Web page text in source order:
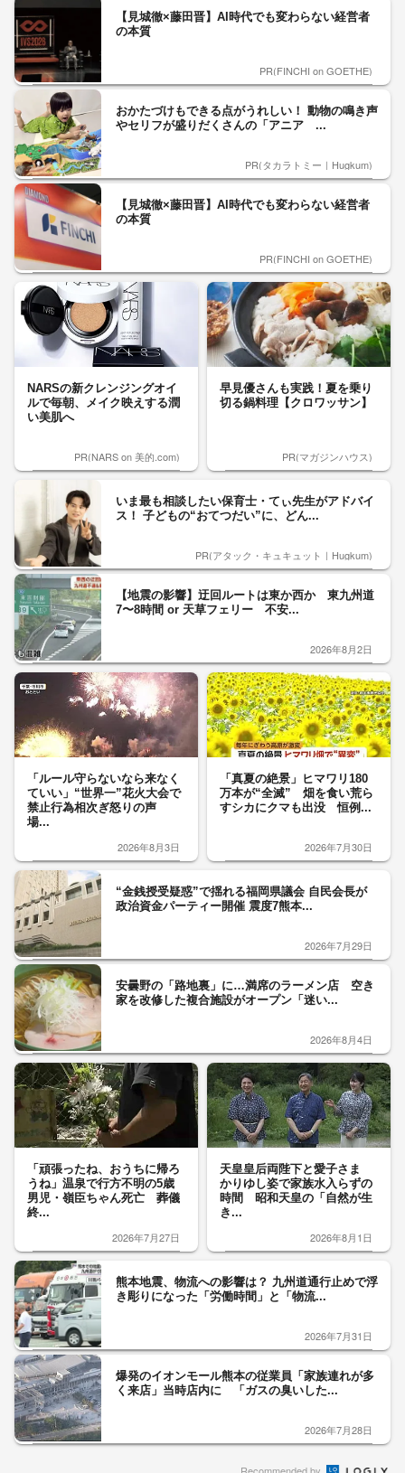
【見城徹×藤田晋】AI時代でも変わらない経営者
の本質
PR(FINCHI on GOETHE)
おかたづけもできる点がうれしい！ 動物の鳴き声
やセリフが盛りだくさんの「アニア ...
PR(タカラトミー｜Hugkum)
【見城徹×藤田晋】AI時代でも変わらない経営者
の本質
PR(FINCHI on GOETHE)
NARSの新クレンジングオイ
ルで毎朝、メイク映えする潤
い美肌へ
PR(NARS on 美的.com)
早見優さんも実践！夏を乗り
切る鍋料理【クロワッサン】
PR(マガジンハウス)
いま最も相談したい保育士・てぃ先生がアドバイ
ス！ 子どもの“おてつだい”に、どん...
PR(アタック・キュキュット｜Hugkum)
【地震の影響】迂回ルートは東か西か 東九州道
7〜8時間 or 天草フェリー 不安...
2026年8月2日
「ルール守らないなら来なく
ていい」“世界一”花火大会で
禁止行為相次ぎ怒りの声
場...
2026年8月3日
「真夏の絶景」ヒマワリ180
万本が“全滅” 畑を食い荒ら
すシカにクマも出没 恒例...
2026年7月30日
“金銭授受疑惑”で揺れる福岡県議会 自民会長が
政治資金パーティー開催 震度7熊本...
2026年7月29日
安曇野の「路地裏」に…満席のラーメン店 空き
家を改修した複合施設がオープン「迷い...
2026年8月4日
「頑張ったね、おうちに帰ろ
うね」温泉で行方不明の5歳
男児・嶺臣ちゃん死亡 葬儀
終...
2026年7月27日
天皇皇后両陛下と愛子さま
かりゆし姿で家族水入らずの
時間 昭和天皇の「自然が生
き...
2026年8月1日
熊本地震、物流への影響は？ 九州道通行止めで浮
き彫りになった「労働時間」と「物流...
2026年7月31日
爆発のイオンモール熊本の従業員「家族連れが多
く来店」当時店内に 「ガスの臭いした...
2026年7月28日